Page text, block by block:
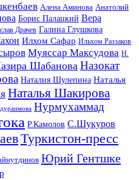
Алена Аминова Анатолий
Борис Палацкий Вера
Драчев Галина Глушкова
Илхом Сафар Ильхом Раззаков
Муяссар Максудова Н.
ШабановаНазокат
Наталия Шулепина Наталья
Наталья Шакирова
Нурмухаммад
Р.Камолов С.Шукуров
Туркистон-пресс
Юрий Гентшке